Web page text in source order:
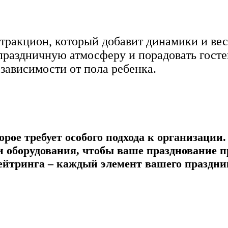
который добавит динамики и
атмосферу и порадовать
от пола ребенка.
требует особого подхода к
оборудования, чтобы ваше
– каждый элемент вашего